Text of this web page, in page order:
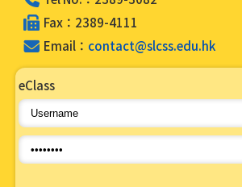
Fax：2389-4111
Email： contact@slcss.edu.hk
eClass